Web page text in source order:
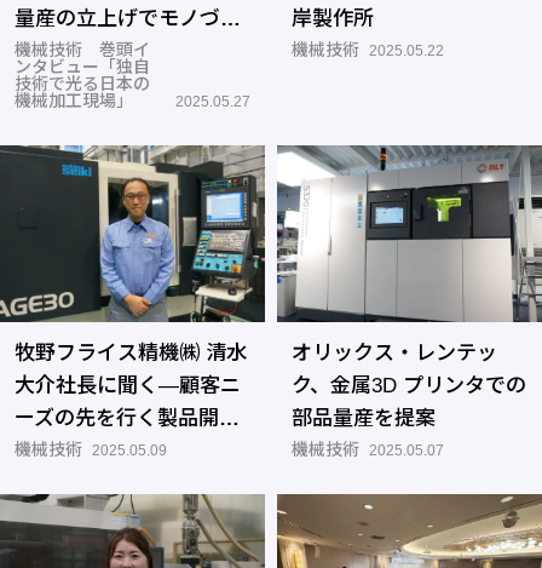
量産の立上げでモノづく
りを支える
機械技術 巻頭イ
ンタビュー「独自
技術で光る日本の
機械加工現場」
2025.05.27
岸製作所
機械技術 2025.05.22
牧野フライス精機㈱ 清水
大介社長に聞く―顧客ニ
ーズの先を行く製品開発
で持続的な発展を目指す
機械技術 2025.05.09
オリックス・レンテッ
ク、金属3D プリンタでの
部品量産を提案
機械技術 2025.05.07